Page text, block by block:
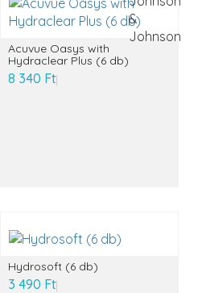
Acuvue Oasys with
Hydraclear Plus (6 db)
8 340 Ft
Hydrosoft (6 db)
3 490 Ft